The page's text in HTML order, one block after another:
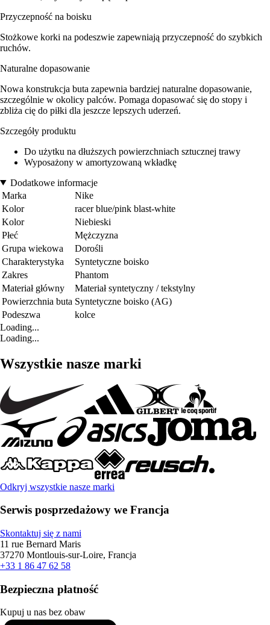
Przyczepność na boisku
Stożkowe korki na podeszwie zapewniają przyczepność do szybkich
ruchów.
Naturalne dopasowanie
Nowa konstrukcja buta zapewnia bardziej naturalne dopasowanie,
szczególnie w okolicy palców. Pomaga dopasować się do stopy i
zbliża cię do piłki dla jeszcze lepszych uderzeń.
Szczegóły produktu
Do użytku na dłuższych powierzchniach sztucznej trawy
Wyposażony w amortyzowaną wkładkę
Dodatkowe informacje
Marka
Nike
Kolor
racer blue/pink blast-white
Kolor
Niebieski
Płeć
Mężczyzna
Grupa wiekowa
Dorośli
Charakterystyka
Syntetyczne boisko
Zakres
Phantom
Materiał główny
Materiał syntetyczny / tekstylny
Powierzchnia buta Syntetyczne boisko (AG)
Podeszwa
kolce
Loading...
Loading...
Wszystkie nasze marki
Odkryj wszystkie nasze marki
Serwis posprzedażowy we Francja
Skontaktuj się z nami
11 rue Bernard Maris
37270 Montlouis-sur-Loire, Francja
+33 1 86 47 62 58
Bezpieczna płatność
Kupuj u nas bez obaw